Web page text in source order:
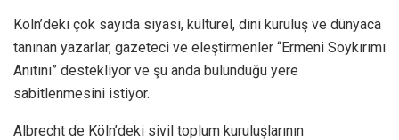
Köln’deki çok sayıda siyasi, kültürel, dini kuruluş ve dünyaca
tanınan yazarlar, gazeteci ve eleştirmenler “Ermeni Soykırımı
Anıtını” destekliyor ve şu anda bulunduğu yere
sabitlenmesini istiyor.
Albrecht de Köln’deki sivil toplum kuruluşlarının